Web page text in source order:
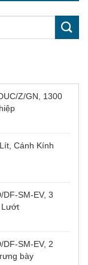
Z/GN, 1300
Cánh Kính
SM-EV, 3
Lướt
SM-EV, 2
bày